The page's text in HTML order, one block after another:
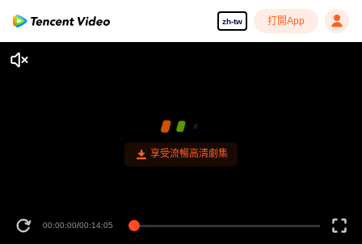
zh-tw 打開App
享受流暢高清劇集
00:00:00/00:14:05